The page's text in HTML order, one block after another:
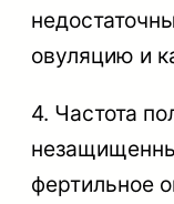
овуляцию и
4. Частота
фертильное